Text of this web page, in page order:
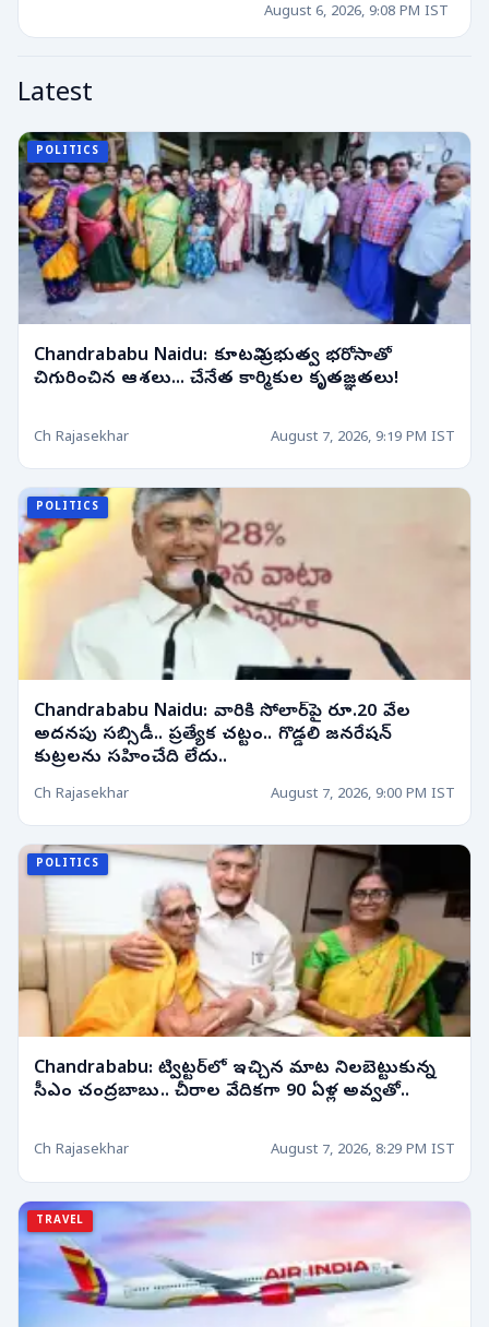
August 6, 2026, 9:08 PM IST
Latest
POLITICS
Chandrababu Naidu: కూటమి ప్రభుత్వ భరోసాతో
చిగురించిన ఆశలు... చేనేత కార్మికుల కృతజ్ఞతలు!
Ch Rajasekhar August 7, 2026, 9:19 PM IST
POLITICS
Chandrababu Naidu: వారికి సోలార్‌పై రూ.20 వేల
అదనపు సబ్సిడీ.. ప్రత్యేక చట్టం.. గొడ్డలి జనరేషన్
కుట్రలను సహించేది లేదు..
Ch Rajasekhar August 7, 2026, 9:00 PM IST
POLITICS
Chandrababu: ట్విట్టర్‌లో ఇచ్చిన మాట నిలబెట్టుకున్న
సీఎం చంద్రబాబు.. చీరాల వేదికగా 90 ఏళ్ల అవ్వతో..
Ch Rajasekhar August 7, 2026, 8:29 PM IST
TRAVEL